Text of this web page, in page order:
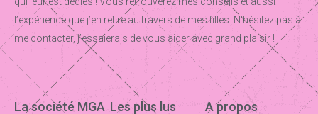
l’expérience que j’en retire au travers de mes filles. N’hésitez pas à
me contacter, j’essaierais de vous aider avec grand plaisir !
La société MGA Les plus lus A propos